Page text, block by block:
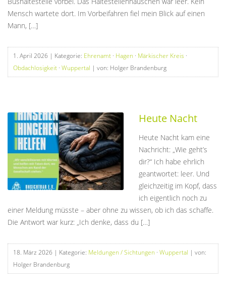
Mensch wartete dort. Im Vorbeifahren fiel mein Blick auf einen
Mann, […]
1. April 2026 | Kategorie: Ehrenamt · Hagen · Märkischer Kreis ·
Obdachlosigkeit · Wuppertal | von: Holger Brandenburg
Heute Nacht
Heute Nacht kam eine
Nachricht: „Wie geht’s
dir?“ Ich habe ehrlich
geantwortet: leer. Und
gleichzeitig im Kopf, dass
ich eigentlich noch zu
einer Meldung müsste – aber ohne zu wissen, ob ich das schaffe.
Die Antwort war kurz: „Ich denke, dass du […]
18. März 2026 | Kategorie: Meldungen / Sichtungen · Wuppertal | von:
Holger Brandenburg